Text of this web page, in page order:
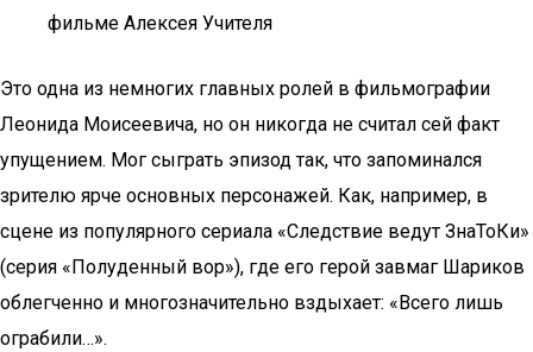
фильме Алексея Учителя
Это одна из немногих главных ролей в фильмографии
Леонида Моисеевича, но он никогда не считал сей факт
упущением. Мог сыграть эпизод так, что запоминался
зрителю ярче основных персонажей. Как, например, в
сцене из популярного сериала «Следствие ведут ЗнаТоКи»
(серия «Полуденный вор»), где его герой завмаг Шариков
облегченно и многозначительно вздыхает: «Всего лишь
ограбили…».